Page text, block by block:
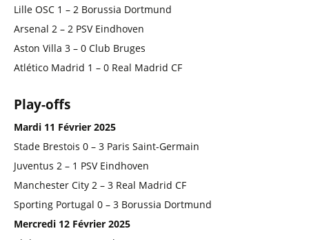
Lille OSC 1 – 2 Borussia Dortmund
Arsenal 2 – 2 PSV Eindhoven
Aston Villa 3 – 0 Club Bruges
Atlético Madrid 1 – 0 Real Madrid CF
Play-offs
Mardi 11 Février 2025
Stade Brestois 0 – 3 Paris Saint-Germain
Juventus 2 – 1 PSV Eindhoven
Manchester City 2 – 3 Real Madrid CF
Sporting Portugal 0 – 3 Borussia Dortmund
Mercredi 12 Février 2025